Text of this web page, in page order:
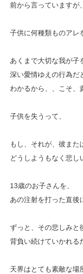
前から言っていますが、
子供に何種類ものアレ
あくまで大切な我が子
深い愛情ゆえの行為だ
わかるから、、こそ、
子供を失うって、
もし、それが、彼また
どうしようもなく悲し
13歳のお子さんを、
あの注射を打った直後
ずっと、その悲しみと
背負い続けていかれる
天界はとても素敵な場